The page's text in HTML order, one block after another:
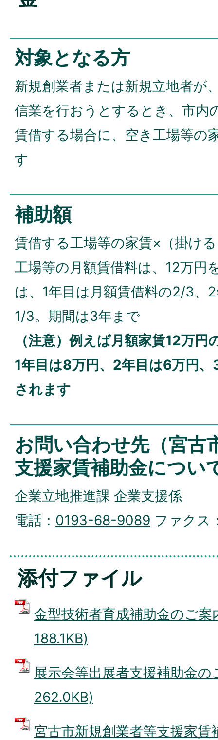
対象となる方
新規創業者または新規立地者が
信業を行おうとするとき、市内
賃借する場合に、空き工場等の
す
補助額
賃借する工場等の家賃×（掛け
工場等の月額賃借料は、12万円
は、1年目は月額賃借料の2/3、
1/3。期間は3年まで
（注意）例えば月額家賃12万
1年目は8万円、2年目は6万円
されます
お問い合わせ先（宮古
支援家賃補助金につい
企業立地推進課 企業支援係
電話： 0193-68-9089 ファクス
添付ファイル
金型技術者育成補助金のご
188.1KB)
展示会等出展者支援補助金
262.0KB)
宮古市新規創業者等支援家賃